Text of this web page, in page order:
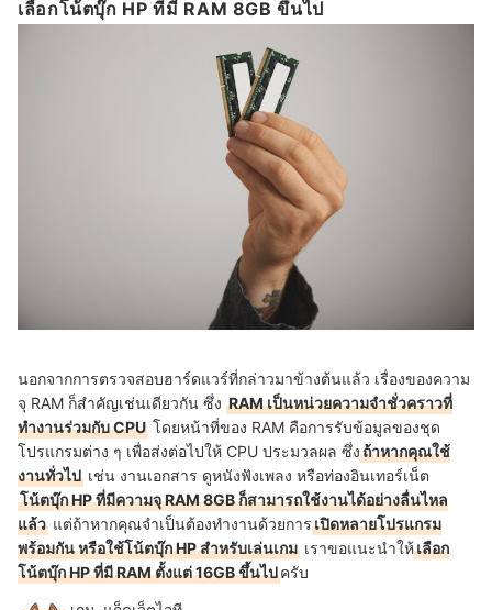
เลือกโน้ตบุ๊ก HP ที่มี RAM 8GB ขึ้นไป
นอกจากการตรวจสอบฮาร์ดแวร์ที่กล่าวมาข้างต้นแล้ว เรื่องของความ
จุ RAM ก็สำคัญเช่นเดียวกัน ซึ่ง RAM เป็นหน่วยความจำชั่วคราวที่
ทำงานร่วมกับ CPU โดยหน้าที่ของ RAM คือการรับข้อมูลของชุด
โปรแกรมต่าง ๆ เพื่อส่งต่อไปให้ CPU ประมวลผล ซึ่งถ้าหากคุณใช้
งานทั่วไป เช่น งานเอกสาร ดูหนังฟังเพลง หรือท่องอินเทอร์เน็ต
โน้ตบุ๊ก HP ที่มีความจุ RAM 8GB ก็สามารถใช้งานได้อย่างลื่นไหล
แล้ว แต่ถ้าหากคุณจำเป็นต้องทำงานด้วยการเปิดหลายโปรแกรม
พร้อมกัน หรือใช้โน้ตบุ๊ก HP สำหรับเล่นเกม เราขอแนะนำให้เลือก
โน้ตบุ๊ก HP ที่มี RAM ตั้งแต่ 16GB ขึ้นไปครับ